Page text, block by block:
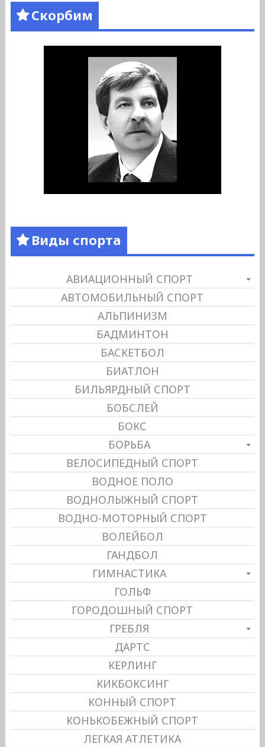
Скорбим
Виды спорта
АВИАЦИОННЫЙ СПОРТ
АВТОМОБИЛЬНЫЙ СПОРТ
АЛЬПИНИЗМ
БАДМИНТОН
БАСКЕТБОЛ
БИАТЛОН
БИЛЬЯРДНЫЙ СПОРТ
БОБСЛЕЙ
БОКС
БОРЬБА
ВЕЛОСИПЕДНЫЙ СПОРТ
ВОДНОЕ ПОЛО
ВОДНОЛЫЖНЫЙ СПОРТ
ВОДНО-МОТОРНЫЙ СПОРТ
ВОЛЕЙБОЛ
ГАНДБОЛ
ГИМНАСТИКА
ГОЛЬФ
ГОРОДОШНЫЙ СПОРТ
ГРЕБЛЯ
ДАРТС
КЕРЛИНГ
КИКБОКСИНГ
КОННЫЙ СПОРТ
КОНЬКОБЕЖНЫЙ СПОРТ
ЛЕГКАЯ АТЛЕТИКА